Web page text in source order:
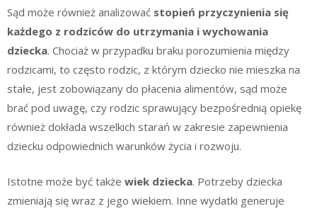
Sąd może również analizować stopień przyczynienia się
każdego z rodziców do utrzymania i wychowania
dziecka. Chociaż w przypadku braku porozumienia między
rodzicami, to często rodzic, z którym dziecko nie mieszka na
stałe, jest zobowiązany do płacenia alimentów, sąd może
brać pod uwagę, czy rodzic sprawujący bezpośrednią opiekę
również dokłada wszelkich starań w zakresie zapewnienia
dziecku odpowiednich warunków życia i rozwoju.
Istotne może być także wiek dziecka. Potrzeby dziecka
zmieniają się wraz z jego wiekiem. Inne wydatki generuje